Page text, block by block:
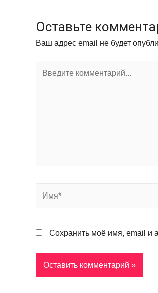
Оставьте
Ваш адрес email не будет
Сохранить моё имя, email и